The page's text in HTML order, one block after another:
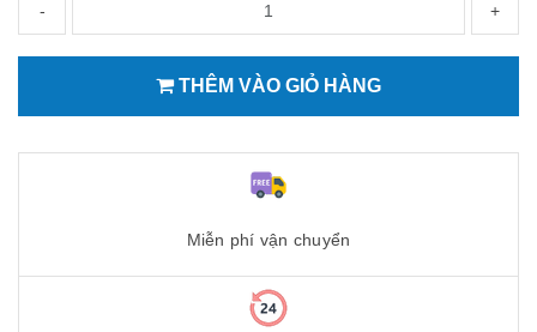
- +
THÊM VÀO GIỎ HÀNG
Miễn phí vận chuyển